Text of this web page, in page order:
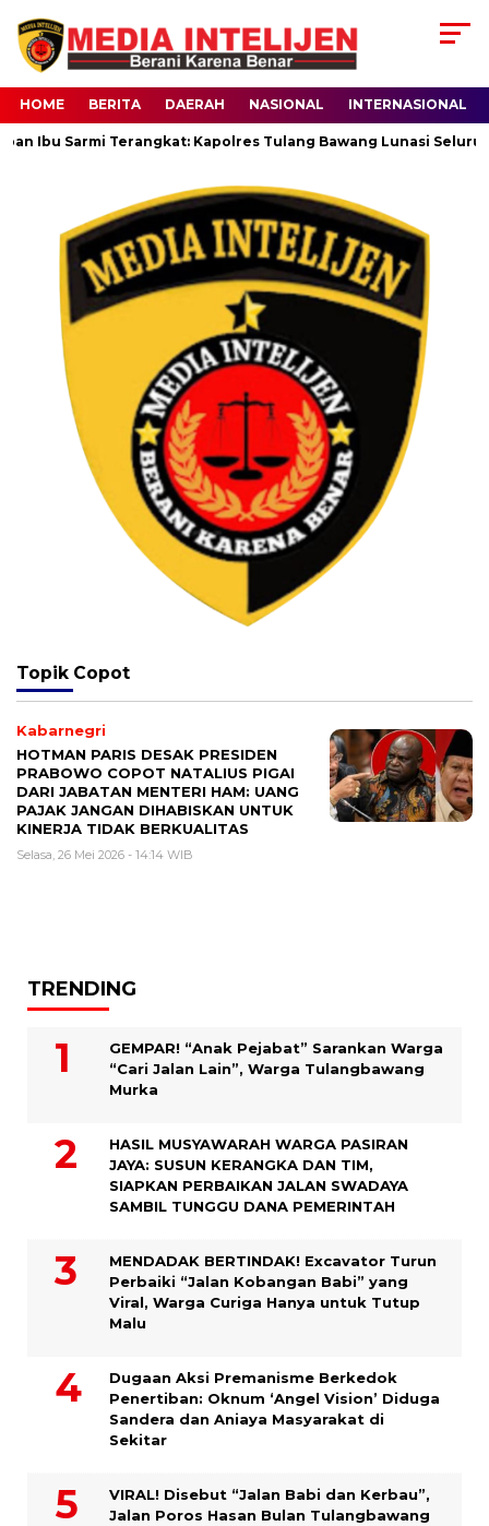
HOME BERITA DAERAH NASIONAL INTERNASIONAL
Ibu Sarmi Terangkat: Kapolres Tulang Bawang Lunasi Seluruh
Topik Copot
Kabarnegri
HOTMAN PARIS DESAK PRESIDEN
PRABOWO COPOT NATALIUS PIGAI
DARI JABATAN MENTERI HAM: UANG
PAJAK JANGAN DIHABISKAN UNTUK
KINERJA TIDAK BERKUALITAS
Selasa, 26 Mei 2026 - 14:14 WIB
TRENDING
GEMPAR! “Anak Pejabat” Sarankan Warga
“Cari Jalan Lain”, Warga Tulangbawang
Murka
HASIL MUSYAWARAH WARGA PASIRAN
JAYA: SUSUN KERANGKA DAN TIM,
SIAPKAN PERBAIKAN JALAN SWADAYA
SAMBIL TUNGGU DANA PEMERINTAH
MENDADAK BERTINDAK! Excavator Turun
Perbaiki “Jalan Kobangan Babi” yang
Viral, Warga Curiga Hanya untuk Tutup
Malu
Dugaan Aksi Premanisme Berkedok
Penertiban: Oknum ‘Angel Vision’ Diduga
Sandera dan Aniaya Masyarakat di
Sekitar
VIRAL! Disebut “Jalan Babi dan Kerbau”,
Jalan Poros Hasan Bulan Tulangbawang